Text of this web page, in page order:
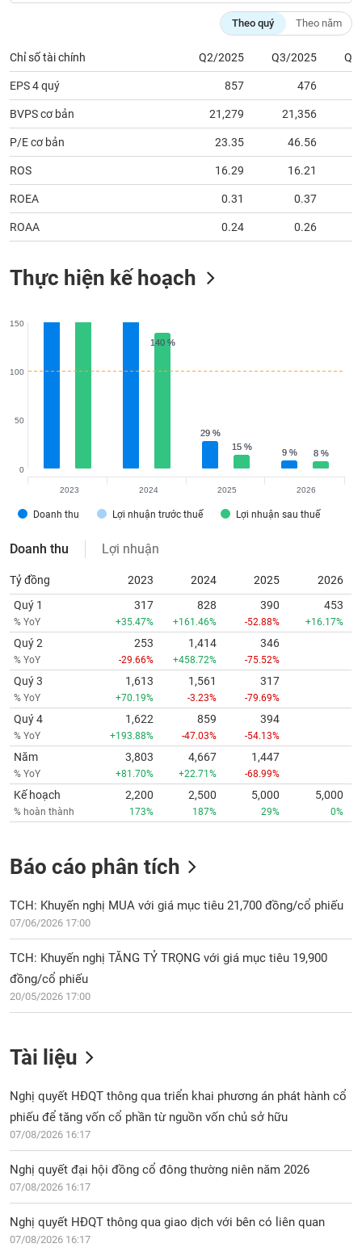
Theo quý Theo năm
Chỉ số tài chính Q2/2025 Q3/2025
EPS 4 quý 857 476
BVPS cơ bản 21,279 21,356
P/E cơ bản 23.35 46.56
ROS 16.29 16.21
ROEA 0.31 0.37
ROAA 0.24 0.26
Thực hiện kế hoạch
29 %
29 %
9 %
9 %
140 %
140 %
15 %
15 %
8 %
8 %
Doanh thu Lợi nhuận trước thuế Lợi nhuận sau thuế
0
50
100
150
2023 2024 2025 2026
Doanh thu Lợi nhuận
Tỷ đồng 2023 2024 2025
2026
Quý 1
% YoY
317
+35.47%
828
+161.46%
390
-52.88%
453
+16.17%
Quý 2
% YoY
253
-29.66%
1,414
+458.72%
346
-75.52%
Quý 3
% YoY
1,613
+70.19%
1,561
-3.23%
317
-79.69%
Quý 4
% YoY
1,622
+193.88%
859
-47.03%
394
-54.13%
Năm
% YoY
3,803
+81.70%
4,667
+22.71%
1,447
-68.99%
Kế hoạch
% hoàn thành
2,200
173%
2,500
187%
5,000
29%
5,000
0%
Báo cáo phân tích
TCH: Khuyến nghị MUA với giá mục tiêu 21,700 đồng/cổ phiếu
07/06/2026 17:00
TCH: Khuyến nghị TĂNG TỶ TRỌNG với giá mục tiêu 19,900
đồng/cổ phiếu
20/05/2026 17:00
Tài liệu
Nghị quyết HĐQT thông qua triển khai phương án phát hành cổ
phiếu để tăng vốn cổ phần từ nguồn vốn chủ sở hữu
07/08/2026 16:17
Nghị quyết đại hội đồng cổ đông thường niên năm 2026
07/08/2026 16:17
Nghị quyết HĐQT thông qua giao dịch với bên có liên quan
07/08/2026 16:17